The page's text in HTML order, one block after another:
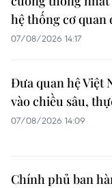
hệ thống cơ quan
07/08/2026 14:17
Đưa quan hệ Việt
vào chiều sâu,
07/08/2026 14:09
Chính phủ ban